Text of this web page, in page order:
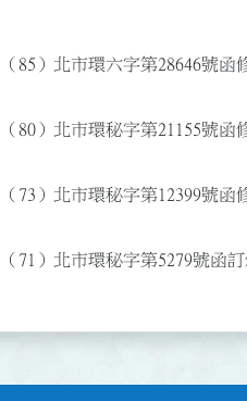
85）北市環六字第28646號函
80）北市環秘字第21155號函
73）北市環秘字第12399號函
71）北市環秘字第5279號函訂